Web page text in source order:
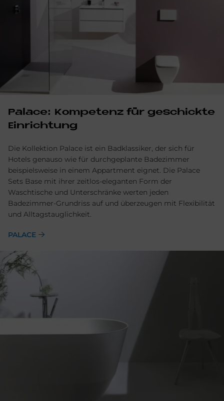
Palace: Kompetenz für geschickte
Einrichtung
Die Kollektion Palace ist ein Badklassiker, der sich für
Hotels genauso wie für durchgeplante Badezimmer
beispielsweise in einem Appartment eignet. Die Palace
Sets Base mit ihrer zeitlos-eleganten Form der
Waschtische und Unterschränke werten jeden
Badezimmer-Grundriss auf und überzeugen mit Flexibilität
und Alltagstauglichkeit.
PALACE